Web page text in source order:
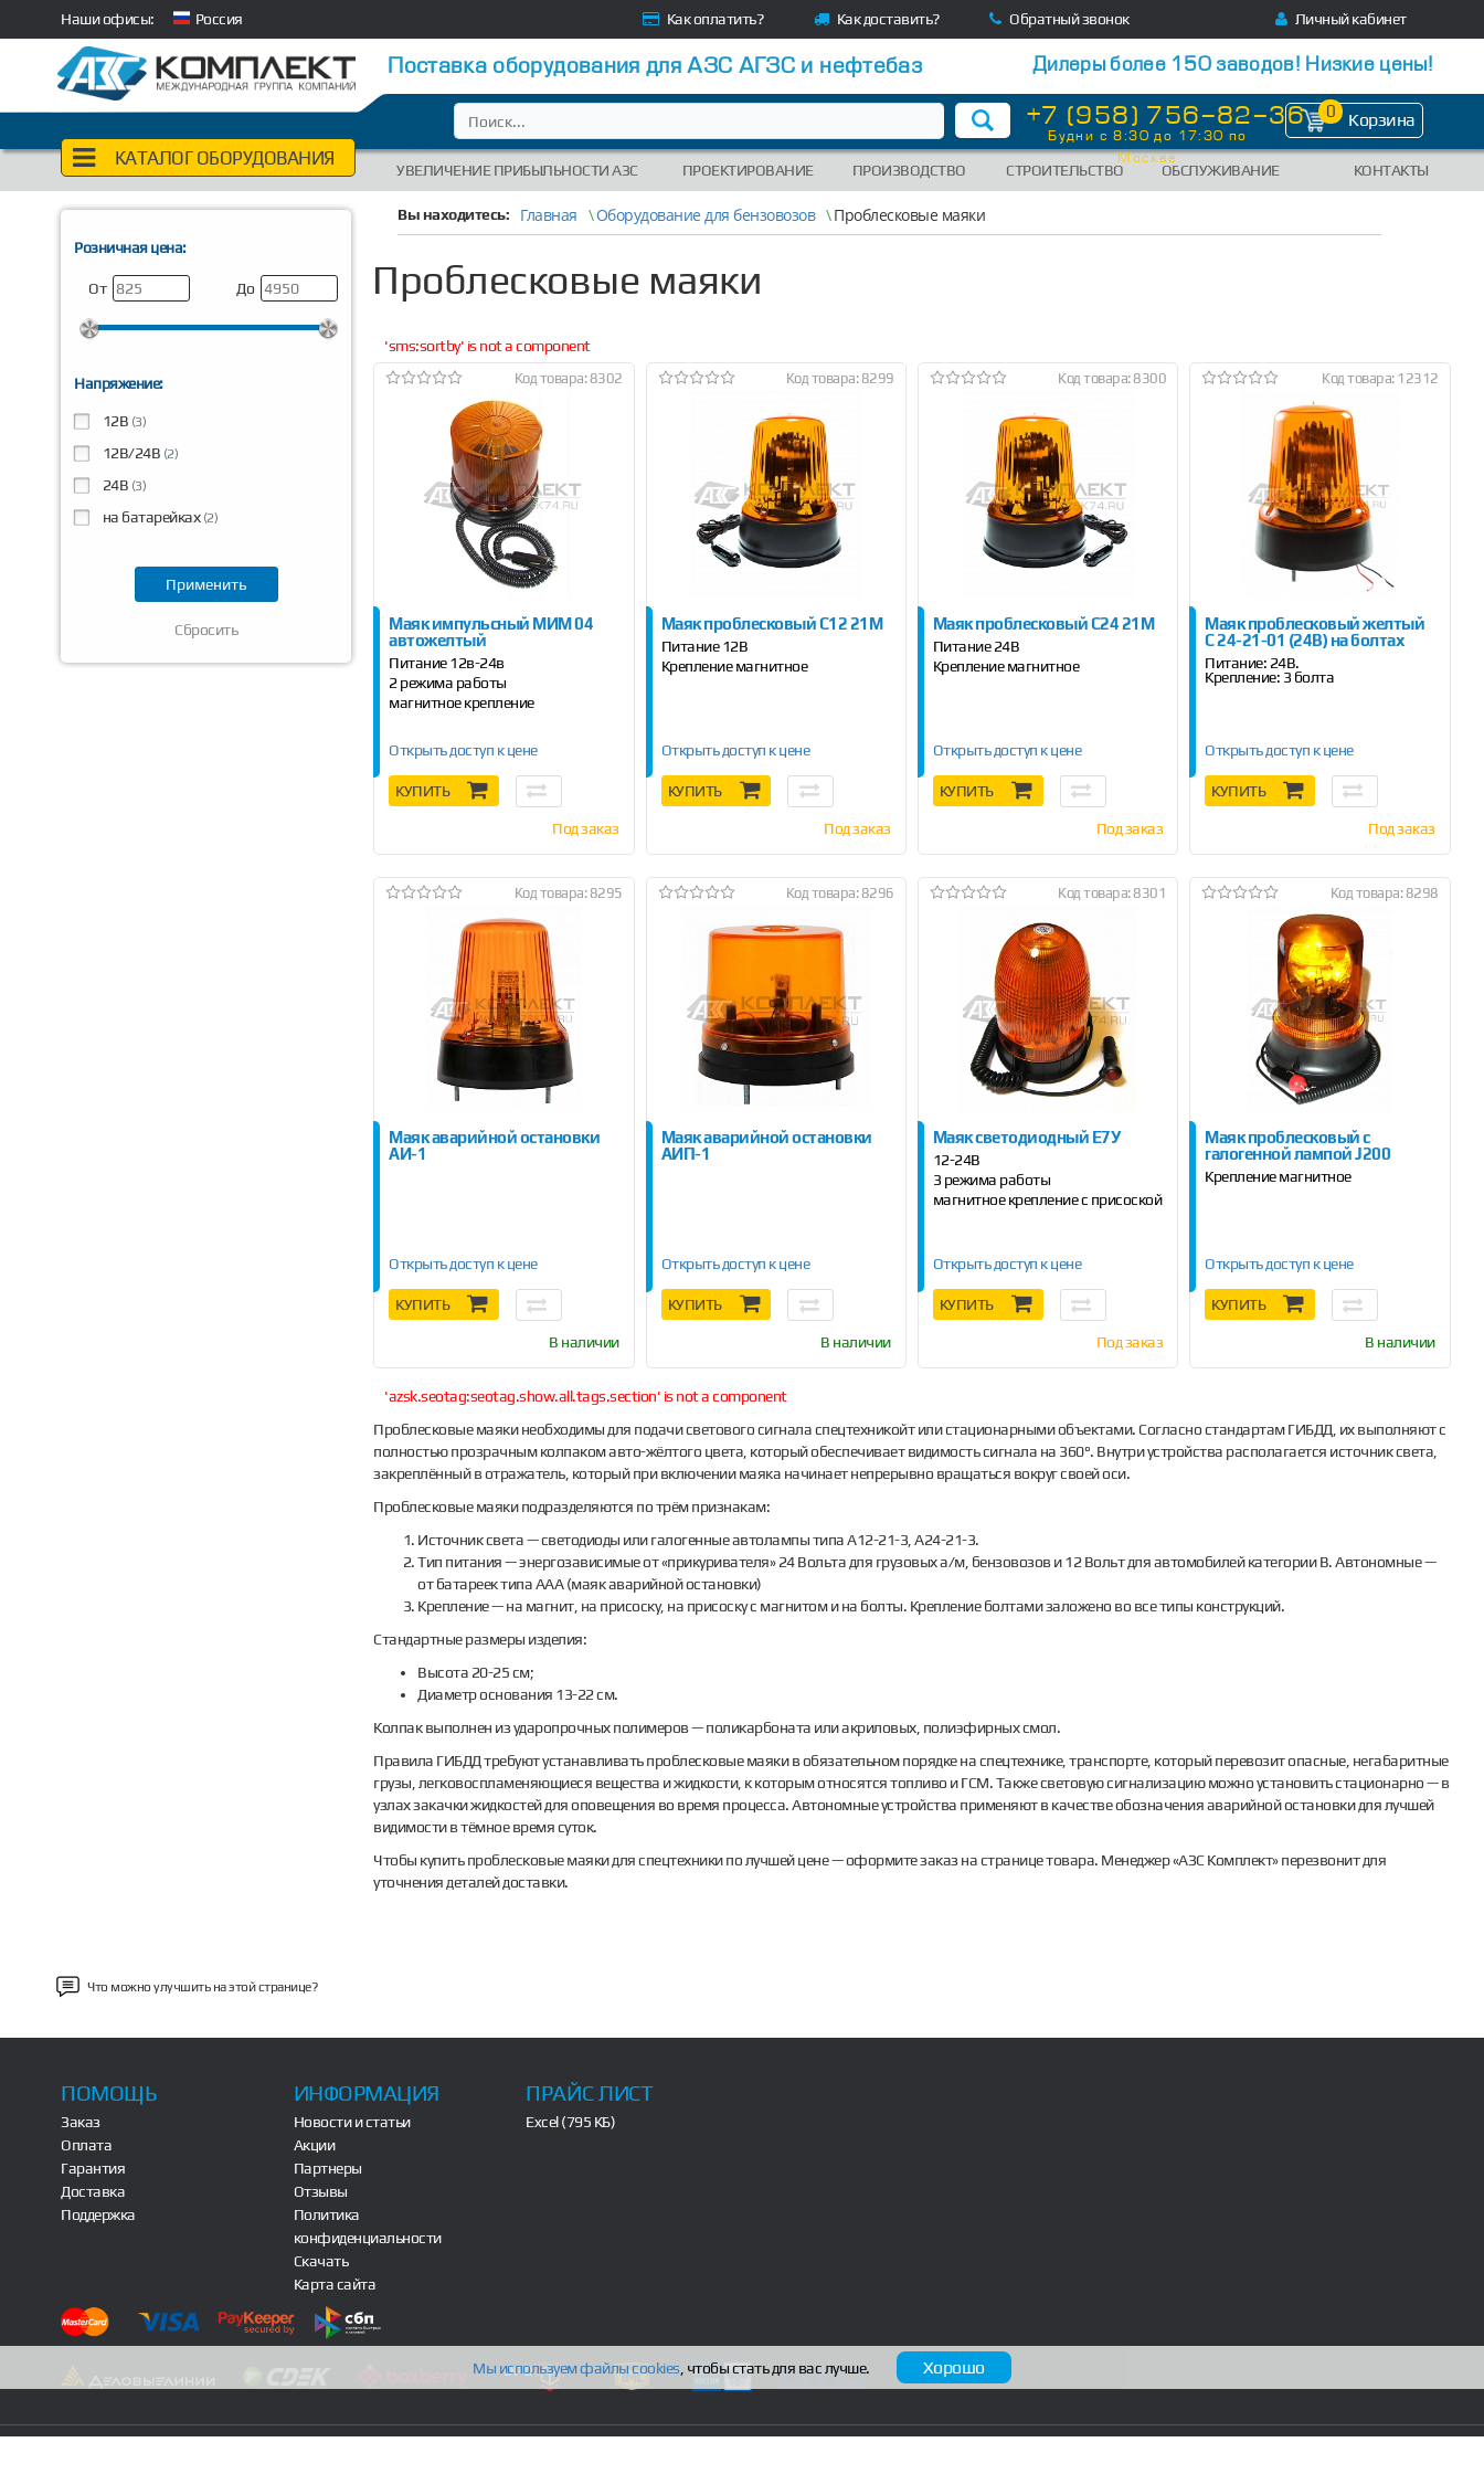
Наши офисы: Россия Как оплатить? Как доставить? Обратный звонок Личный кабинет
Поставка оборудования для АЗС АГЗС и нефтебаз Дилеры более 150 заводов! Низкие цены!
КАТАЛОГ ОБОРУДОВАНИЯ
+7 (958) 756-82-36
Будни с 8:30 до 17:30 по
Москве
0 Корзина
УВЕЛИЧЕНИЕ ПРИБЫЛЬНОСТИ АЗС ПРОЕКТИРОВАНИЕ ПРОИЗВОДСТВО СТРОИТЕЛЬСТВО ОБСЛУЖИВАНИЕ КОНТАКТЫ
Вы находитесь: Главная \Оборудование для бензовозов \Проблесковые маяки
Розничная цена:
От До
Напряжение:
12В (3)
12В/24В (2)
24В (3)
на батарейках (2)
Сбросить
Проблесковые маяки
'sms:sortby' is not a component
Код товара: 8302
Маяк импульсный МИМ 04
автожелтый
Питание 12в-24в
2 режима работы
магнитное крепление
Открыть доступ к цене
КУПИТЬ
Под заказ
Код товара: 8299
Маяк проблесковый С12 21М
Питание 12В
Крепление магнитное
Открыть доступ к цене
КУПИТЬ
Под заказ
Код товара: 8300
Маяк проблесковый С24 21М
Питание 24В
Крепление магнитное
Открыть доступ к цене
КУПИТЬ
Под заказ
Код товара: 12312
Маяк проблесковый желтый
С 24-21-01 (24В) на болтах
Питание: 24В.
Крепление: 3 болта
Открыть доступ к цене
КУПИТЬ
Под заказ
Код товара: 8295
Маяк аварийной остановки
АИ-1
Открыть доступ к цене
КУПИТЬ
В наличии
Код товара: 8296
Маяк аварийной остановки
АИП-1
Открыть доступ к цене
КУПИТЬ
В наличии
Код товара: 8301
Маяк светодиодный Е7У
12-24В
3 режима работы
магнитное крепление с присоской
Открыть доступ к цене
КУПИТЬ
Под заказ
Код товара: 8298
Маяк проблесковый с
галогенной лампой J200
Крепление магнитное
Открыть доступ к цене
КУПИТЬ
В наличии
'azsk.seotag:seotag.show.all.tags.section' is not a component
Проблесковые маяки необходимы для подачи светового сигнала спецтехникойт или стационарными объектами. Согласно стандартам ГИБДД, их выполняют с
полностью прозрачным колпаком авто-жёлтого цвета, который обеспечивает видимость сигнала на 360°. Внутри устройства располагается источник света,
закреплённый в отражатель, который при включении маяка начинает непрерывно вращаться вокруг своей оси.
Проблесковые маяки подразделяются по трём признакам:
Источник света — светодиоды или галогенные автолампы типа А12-21-3, А24-21-3.
Тип питания — энергозависимые от «прикуривателя» 24 Вольта для грузовых а/м, бензовозов и 12 Вольт для автомобилей категории В. Автономные —
от батареек типа ААА (маяк аварийной остановки)
Крепление — на магнит, на присоску, на присоску с магнитом и на болты. Крепление болтами заложено во все типы конструкций.
Стандартные размеры изделия:
Высота 20-25 см;
Диаметр основания 13-22 см.
Колпак выполнен из ударопрочных полимеров — поликарбоната или акриловых, полиэфирных смол.
Правила ГИБДД требуют устанавливать проблесковые маяки в обязательном порядке на спецтехнике, транспорте, который перевозит опасные, негабаритные
грузы, легковоспламеняющиеся вещества и жидкости, к которым относятся топливо и ГСМ. Также световую сигнализацию можно установить стационарно — в
узлах закачки жидкостей для оповещения во время процесса. Автономные устройства применяют в качестве обозначения аварийной остановки для лучшей
видимости в тёмное время суток.
Чтобы купить проблесковые маяки для спецтехники по лучшей цене — оформите заказ на странице товара. Менеджер «АЗС Комплект» перезвонит для
уточнения деталей доставки.
Что можно улучшить на этой странице?
ПОМОЩЬ
Заказ
Оплата
Гарантия
Доставка
Поддержка
ИНФОРМАЦИЯ
Новости и статьи
Акции
Партнеры
Отзывы
Политика
конфиденциальности
Скачать
Карта сайта
ПРАЙС ЛИСТ
Excel (795 КБ)
Мы используем файлыcookies , чтобы стать для вас лучше. Хорошо